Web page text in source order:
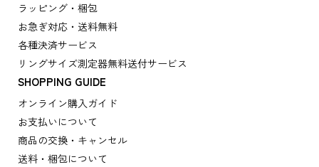
ラッピング・梱包
お急ぎ対応・送料無料
各種決済サービス
リングサイズ測定器無料送付サービス
SHOPPING GUIDE
オンライン購入ガイド
お支払いについて
商品の交換・キャンセル
送料・梱包について